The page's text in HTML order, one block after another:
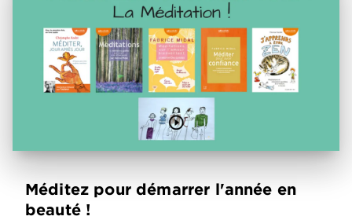
Méditez pour démarrer l'année en
beauté !